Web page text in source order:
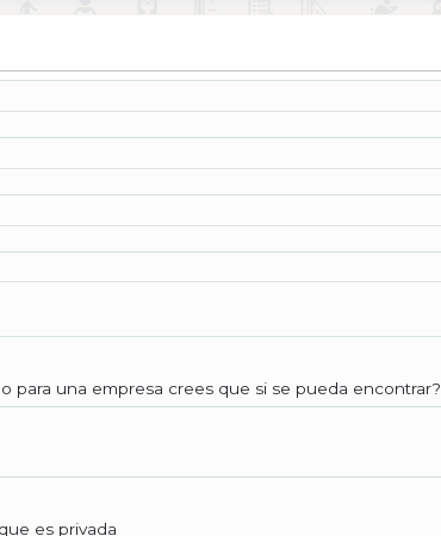
para una empresa crees que si se pueda encontrar?
es privada